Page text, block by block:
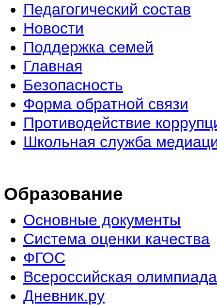
Педагогический состав
Новости
Поддержка семей
Главная
Безопасность
Форма обратной связи
Противодействие
Школьная служба
Образование
Основные документы
Система оценки качества
ФГОС
Всероссийская
Дневник.ру